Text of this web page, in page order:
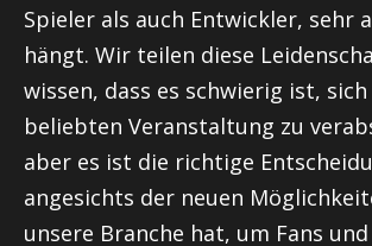
Spieler als auch Entwickler, sehr
hängt. Wir teilen diese
wissen, dass es schwierig ist,
beliebten Veranstaltung zu
aber es ist die richtige
angesichts der neuen
unsere Branche hat, um Fans